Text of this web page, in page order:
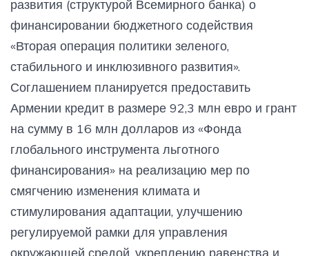
развития (структурой Всемирного банка) о
финансировании бюджетного содействия
«Вторая операция политики зеленого,
стабильного и инклюзивного развития».
Соглашением планируется предоставить
Армении кредит в размере 92,3 млн евро и грант
на сумму в 16 млн долларов из «Фонда
глобального инструмента льготного
финансирования» на реализацию мер по
смягчению изменения климата и
стимулирования адаптации, улучшению
регулируемой рамки для управления
окружающей средой, укреплению равенства и